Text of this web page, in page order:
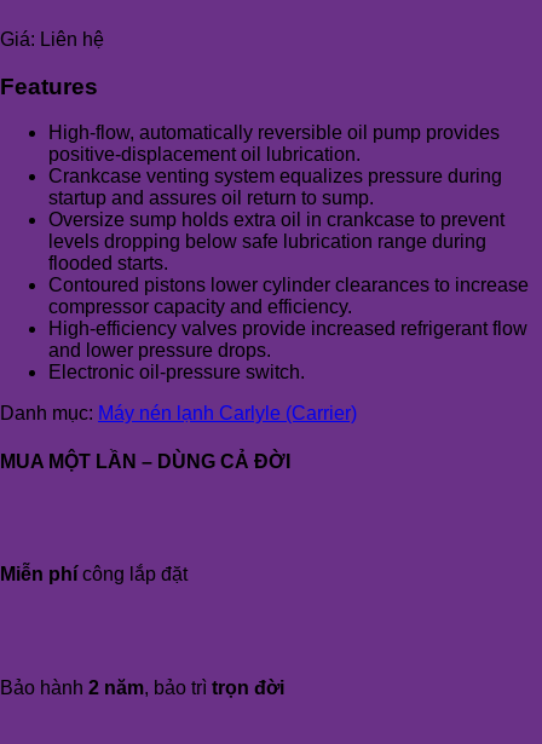
Giá: Liên hệ
Features
High-flow, automatically reversible oil pump provides
positive-displacement oil lubrication.
Crankcase venting system equalizes pressure during
startup and assures oil return to sump.
Oversize sump holds extra oil in crankcase to prevent
levels dropping below safe lubrication range during
flooded starts.
Contoured pistons lower cylinder clearances to increase
compressor capacity and efficiency.
High-efficiency valves provide increased refrigerant flow
and lower pressure drops.
Electronic oil-pressure switch.
Danh mục: Máy nén lạnh Carlyle (Carrier)
MUA MỘT LẦN – DÙNG CẢ ĐỜI
Miễn phí công lắp đặt
Bảo hành 2 năm, bảo trì trọn đời